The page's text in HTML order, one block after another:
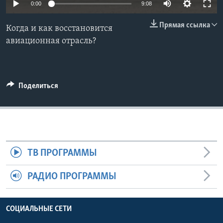
СОЦИАЛЬНЫЕ СЕТИ
Языки
0:00 9:08
Прямая ссылка
Когда и как восстановится
авиационная отрасль?
Поделиться
ТВ ПРОГРАММЫ
РАДИО ПРОГРАММЫ
СОЦИАЛЬНЫЕ СЕТИ